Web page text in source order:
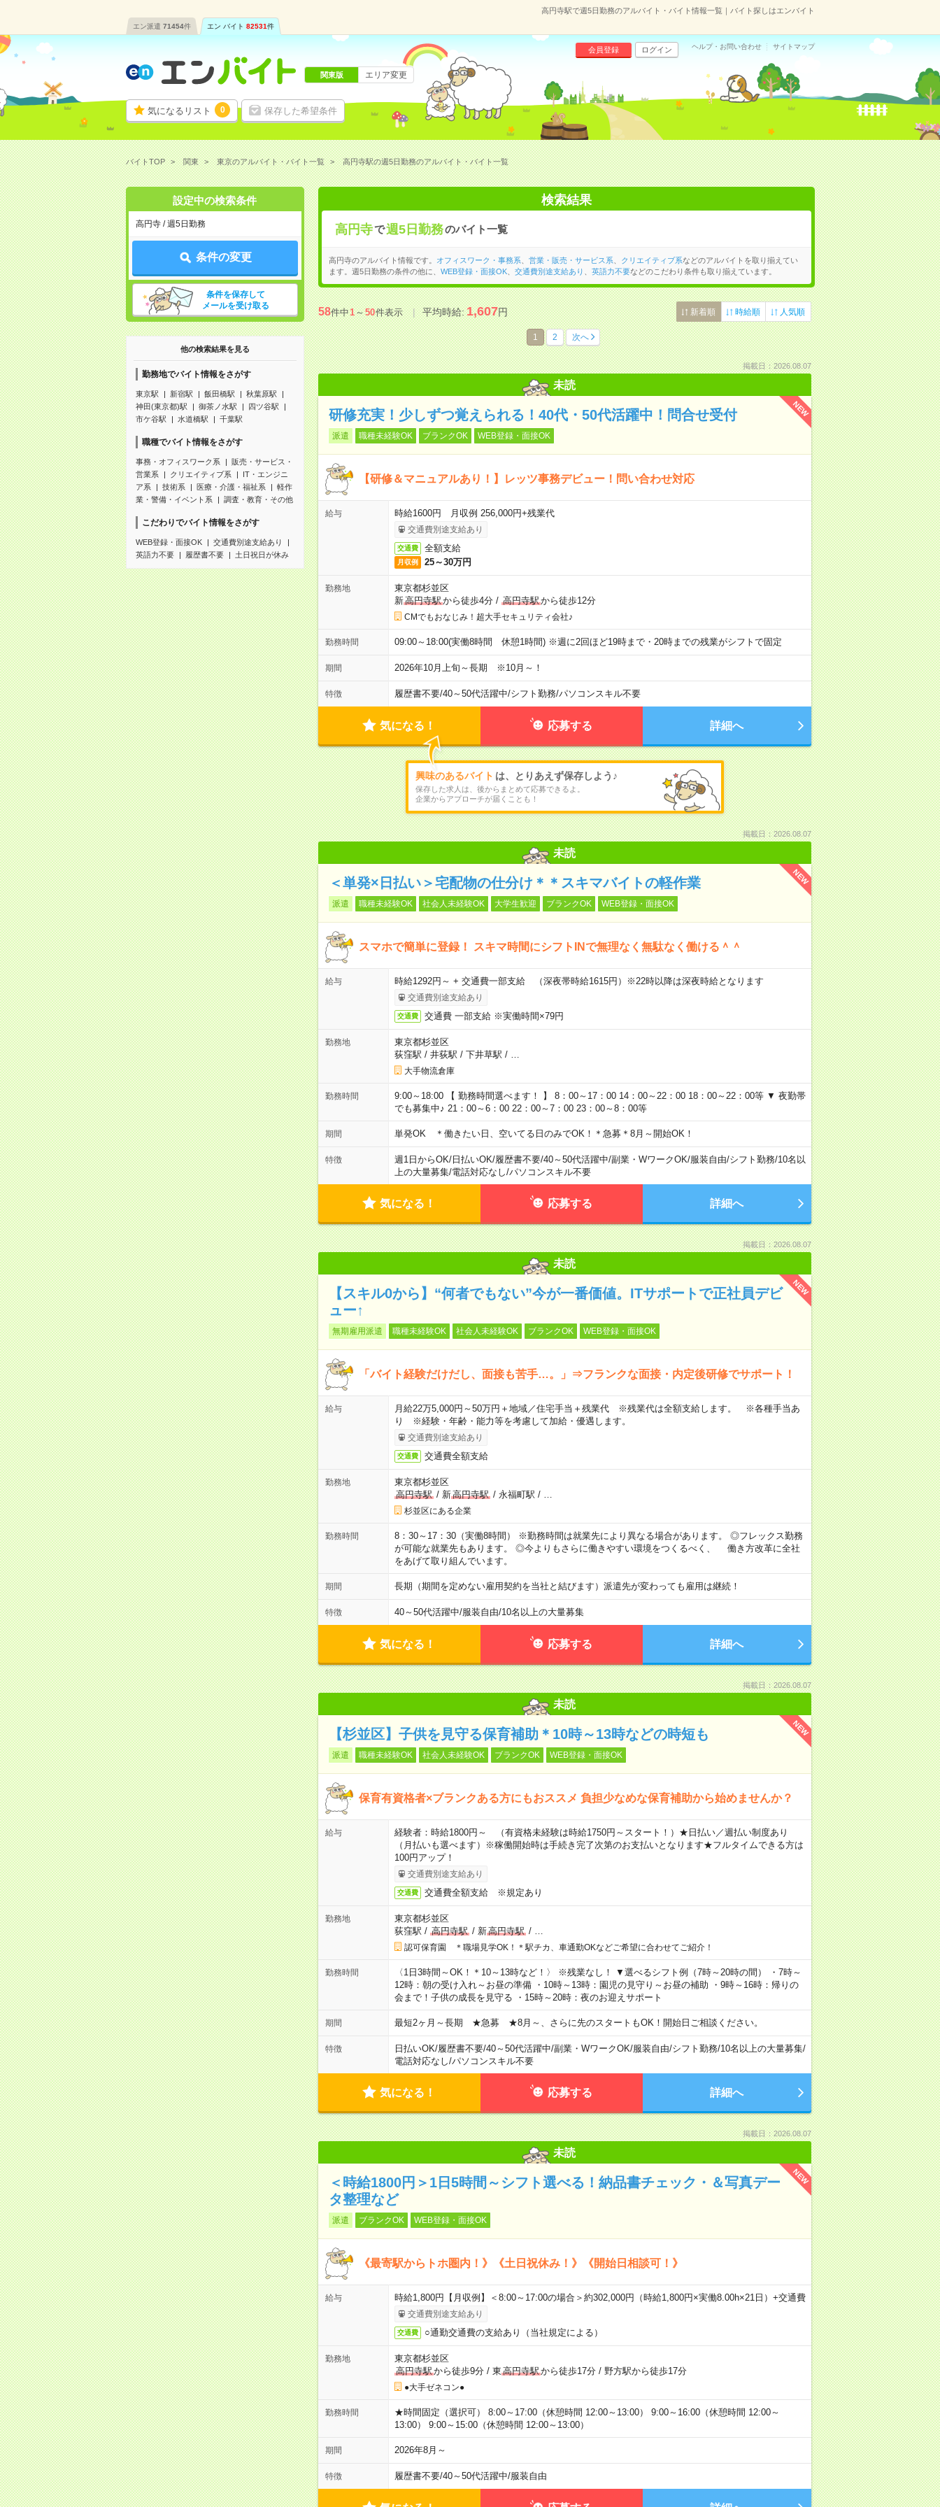
高円寺駅で週5日勤務のアルバイト・バイト情報一覧｜バイト探しはエンバイト
エン派遣 71454件 エン バイト 82531件
気になるリスト 0 保存した希望条件
会員登録 ログイン ヘルプ・お問い合わせ サイトマップ
関東版 エリア変更
バイトTOP 関東 東京のアルバイト・バイト一覧 高円寺駅の週5日勤務のアルバイト・バイト一覧
設定中の検索条件
高円寺 / 週5日勤務
条件の変更
条件を保存して
メールを受け取る
他の検索結果を見る
勤務地でバイト情報をさがす
東京駅 新宿駅 飯田橋駅
秋葉原駅
神田(東京都)駅
御茶ノ水駅
四ツ谷駅
市ケ谷駅
水道橋駅 千葉駅
職種でバイト情報をさがす
事務・オフィスワーク系
販売・サービス・
営業系
クリエイティブ系
IT・エンジニ
ア系
技術系 医療・介護・福祉系
軽作
業・警備・イベント系
調査・教育・その他
こだわりでバイト情報をさがす
WEB登録・面接OK
交通費別途支給あり
英語力不要
履歴書不要 土日祝日が休み
検索結果
高円寺で週5日勤務のバイト一覧
高円寺のアルバイト情報です。 オフィスワーク・事務系 営業・販売・サービス系 クリエイティブ系などのアルバイトを取り揃えてい
ます。週5日勤務の条件の他に、 WEB登録・面接OK、 交通費別途支給あり 英語力不要などのこだわり条件も取り揃えています。
58件中1～50件表示 平均時給:1,607円 新着順 時給順 人気順
1 2 次へ
掲載日：2026.08.07
未読
NEW
研修充実！少しずつ覚えられる！40代・50代活躍中！問合せ受付
派遣 職種未経験OK ブランクOK WEB登録・面接OK
【研修＆マニュアルあり！】レッツ事務デビュー！問い合わせ対応
給与 時給1600円 月収例 256,000円+残業代
交通費別途支給あり
交通費 全額支給
月収例 25～30万円
勤務地
東京都杉並区
新高円寺駅から徒歩4分/ 高円寺駅から徒歩12分
CMでもおなじみ！超大手セキュリティ会社♪
勤務時間 09:00～18:00(実働8時間 休憩1時間) ※週に2回ほど19時まで・20時までの残業がシフトで固定
期間 2026年10月上旬～長期 ※10月～！
特徴 履歴書不要/40～50代活躍中/シフト勤務/パソコンスキル不要
気になる！ 応募する 詳細へ
興味のあるバイト は、とりあえず保存しよう♪
保存した求人は、後からまとめて応募できるよ。
企業からアプローチが届くことも！
掲載日：2026.08.07
未読
NEW
＜単発×日払い＞宅配物の仕分け＊＊スキマバイトの軽作業
派遣 職種未経験OK 社会人未経験OK 大学生歓迎 ブランクOK WEB登録・面接OK
スマホで簡単に登録！ スキマ時間にシフトINで無理なく無駄なく働ける＾＾
給与 時給1292円～ + 交通費一部支給 （深夜帯時給1615円）※22時以降は深夜時給となります
交通費別途支給あり
交通費 交通費 一部支給 ※実働時間×79円
勤務地
東京都杉並区
荻窪駅 / 井荻駅 / 下井草駅 /
大手物流倉庫
勤務時間
9:00～18:00 【 勤務時間選べます！ 】 8：00～17：00 14：00～22：00 18：00～22：00等 ▼ 夜勤帯
でも募集中♪ 21：00～6：00 22：00～7：00 23：00～8：00等
期間 単発OK ＊働きたい日、空いてる日のみでOK！＊急募＊8月～開始OK！
特徴 週1日からOK/日払いOK/履歴書不要/40～50代活躍中/副業・WワークOK/服装自由/シフト勤務/10名以
上の大量募集/電話対応なし/パソコンスキル不要
気になる！ 応募する 詳細へ
掲載日：2026.08.07
未読
NEW
【スキル0から】“何者でもない”今が一番価値。ITサポートで正社員デビ
ュー↑
無期雇用派遣 職種未経験OK 社会人未経験OK ブランクOK WEB登録・面接OK
「バイト経験だけだし、面接も苦手…。」⇒フランクな面接・内定後研修でサポート！
給与
月給22万5,000円～50万円＋地域／住宅手当＋残業代 ※残業代は全額支給します。 ※各種手当あ
り ※経験・年齢・能力等を考慮して加給・優遇します。
交通費別途支給あり
交通費 交通費全額支給
勤務地
東京都杉並区
高円寺駅/ 新高円寺駅/ 永福町駅 /
杉並区にある企業
勤務時間
8：30～17：30（実働8時間） ※勤務時間は就業先により異なる場合があります。 ◎フレックス勤務
が可能な就業先もあります。 ◎今よりもさらに働きやすい環境をつくるべく、 働き方改革に全社
をあげて取り組んでいます。
期間 長期（期間を定めない雇用契約を当社と結びます）派遣先が変わっても雇用は継続！
特徴 40～50代活躍中/服装自由/10名以上の大量募集
気になる！ 応募する 詳細へ
掲載日：2026.08.07
未読
NEW
【杉並区】子供を見守る保育補助＊10時～13時などの時短も
派遣 職種未経験OK 社会人未経験OK ブランクOK WEB登録・面接OK
保育有資格者×ブランクある方にもおススメ 負担少なめな保育補助から始めませんか？
給与
経験者：時給1800円～ （有資格未経験は時給1750円～スタート！）★日払い／週払い制度あり
（月払いも選べます）※稼働開始時は手続き完了次第のお支払いとなります★フルタイムできる方は
100円アップ！
交通費別途支給あり
交通費 交通費全額支給 ※規定あり
勤務地
東京都杉並区
荻窪駅 / 高円寺駅/ 新高円寺駅/
認可保育園 ＊職場見学OK！＊駅チカ、車通勤OKなどご希望に合わせてご紹介！
勤務時間
〈1日3時間～OK！＊10～13時など！〉 ※残業なし！ ▼選べるシフト例（7時～20時の間） ・7時～
12時：朝の受け入れ～お昼の準備 ・10時～13時：園児の見守り～お昼の補助 ・9時～16時：帰りの
会まで！子供の成長を見守る ・15時～20時：夜のお迎えサポート
期間 最短2ヶ月～長期 ★急募 ★8月～、さらに先のスタートもOK！開始日ご相談ください。
特徴 日払いOK/履歴書不要/40～50代活躍中/副業・WワークOK/服装自由/シフト勤務/10名以上の大量募集/
電話対応なし/パソコンスキル不要
気になる！ 応募する 詳細へ
掲載日：2026.08.07
未読
NEW
＜時給1800円＞1日5時間～シフト選べる！納品書チェック・＆写真デー
タ整理など
派遣 ブランクOK WEB登録・面接OK
《最寄駅からトホ圏内！》《土日祝休み！》《開始日相談可！》
給与 時給1,800円【月収例】＜8:00～17:00の場合＞約302,000円（時給1,800円×実働8.00h×21日）+交通費
交通費別途支給あり
交通費 ○通勤交通費の支給あり（当社規定による）
勤務地
東京都杉並区
高円寺駅から徒歩9分/ 東高円寺駅から徒歩17分/ 野方駅から徒歩17分
●大手ゼネコン●
勤務時間
★時間固定（選択可） 8:00～17:00（休憩時間 12:00～13:00） 9:00～16:00（休憩時間 12:00～
13:00） 9:00～15:00（休憩時間 12:00～13:00）
期間 2026年8月～
特徴 履歴書不要/40～50代活躍中/服装自由